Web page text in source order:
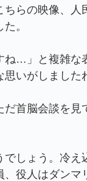
ちらの映像、
。
…」と複雑な
思いがしました
首脳会談を見
しょう。冷え
、役人はダン